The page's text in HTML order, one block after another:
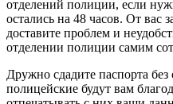
отделений полиции, если
остались на 48 часов. От вас
доставите проблем и
отделении полиции самим
Дружно сдадите паспорта
полицейские будут вам